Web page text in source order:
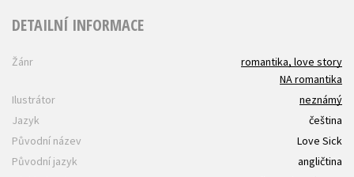
DETAILNÍ INFORMACE
Žánr
romantika, love story
NA romantika
Ilustrátor
neznámý
Jazyk
čeština
Původní název
Love Sick
Původní jazyk
angličtina